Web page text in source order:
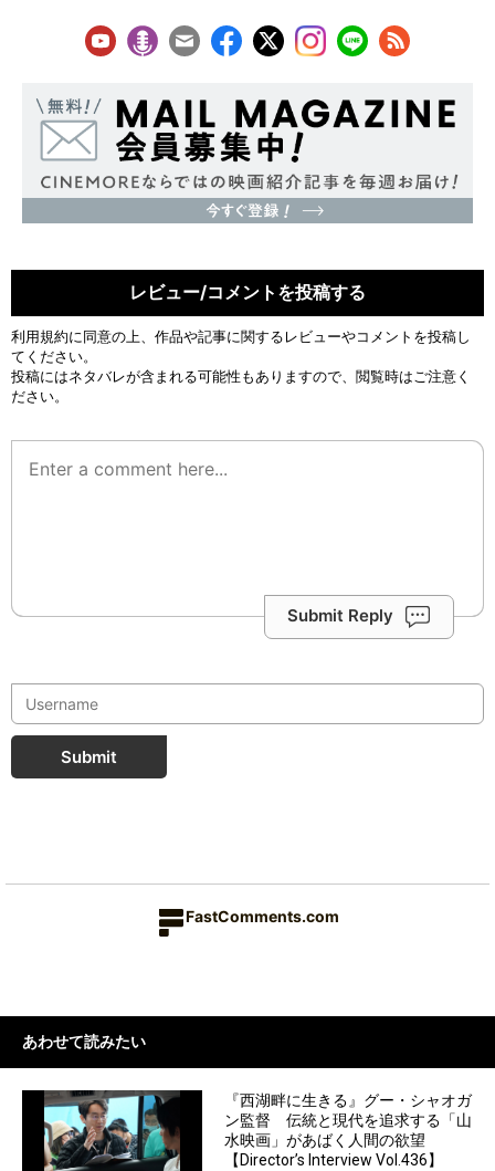
レビュー/コメントを投稿する
利用規約に同意の上、作品や記事に関するレビューやコメントを投稿し
てください。
投稿にはネタバレが含まれる可能性もありますので、閲覧時はご注意く
ださい。
Submit Reply
Submit
FastComments.com
あわせて読みたい
『西湖畔に生きる』グー・シャオガ
ン監督 伝統と現代を追求する「山
水映画」があばく人間の欲望
【Director’s Interview Vol.436】